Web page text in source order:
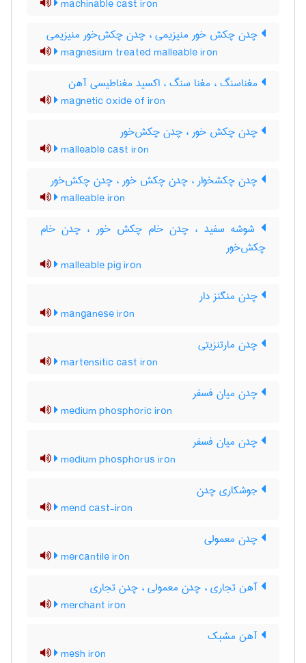
machinable cast iron
چدن چکش خور منیزیمی ، چدن چکش‌خور منیزیمی
magnesium treated malleable iron
مغناسنگ ، مغنا سنگ ، اکسید مغناطیسی آهن
magnetic oxide of iron
چدن چکش خور ، چدن چکش‌خور
malleable cast iron
چدن چکشخوار ، چدن چکش خور ، چدن چکش‌خور
malleable iron
شوشه سفید ، چدن خام چکش خور ، چدن خام
چکش‌خور
malleable pig iron
چدن منگنز دار
manganese iron
چدن مارتنزیتی
martensitic cast iron
چدن میان فسفر
medium phosphoric iron
چدن میان فسفر
medium phosphorus iron
جوشکاری چدن
mend cast-iron
چدن معمولی
mercantile iron
آهن تجاری ، چدن معمولی ، چدن تجاری
merchant iron
آهن مشبک
mesh iron